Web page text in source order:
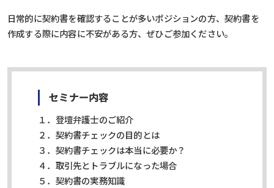
日常的に契約書を確認することが多いポジションの方、契約書を
作成する際に内容に不安がある方、ぜひご参加ください。
セミナー内容
１．登壇弁護士のご紹介
２．契約書チェックの目的とは
３．契約書チェックは本当に必要か？
４．取引先とトラブルになった場合
５．契約書の実務知識